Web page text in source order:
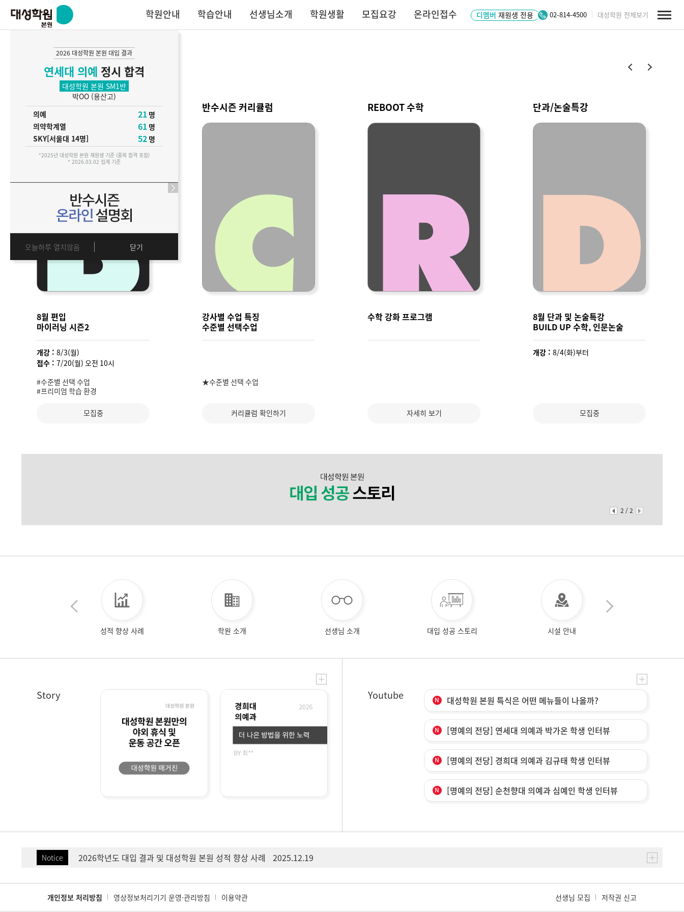
학원안내 학습안내 선생님소개 학원생활 모집요강 온라인접수 디멤버 재원생 전용 02-814-4500 대성학원 전체보기
모집안내 N수
반수시즌
8월 편입
마이러닝 시즌2
개강 : 8/3(월)
접수 : 7/20(월) 오전 10시
#수준별 선택 수업
#프리미엄 학습 환경
모집중
반수시즌 커리큘럼
강사별 수업 특징
수준별 선택수업
★수준별 선택 수업
커리큘럼 확인하기
REBOOT 수학
수학 강화 프로그램
자세히 보기
단과/논술특강
8월 단과 및 논술특강
BUILD UP 수학, 인문논술
개강 : 8/4(화)부터
모집중
2 /2
성적 향상 사례 학원 소개 선생님 소개 대입 성공 스토리 시설 안내
Story Youtube 대성학원 본원 특식은 어떤 메뉴들이 나올까?
[명예의 전당] 연세대 의예과 박가온 학생 인터뷰
[명예의 전당] 경희대 의예과 김규태 학생 인터뷰
[명예의 전당] 순천향대 의예과 심예인 학생 인터뷰
Notice 2026학년도 대입 결과 및 대성학원 본원 성적 향상 사례 2025.12.19
2026 대성학원 본원 대입 결과
연세대 의예 정시 합격
대성학원 본원 SM1반
박OO (용산고)
의예
21 명
의약학계열
61 명
SKY[서울대 14명]
52 명
*2025년 대성학원 본원 재원생 기준 (중복 합격 포함)
* 2026.03.02 집계 기준
오늘하루 열지않음 닫기
개인정보 처리방침 영상정보처리기기 운영·관리방침 이용약관 선생님 모집 저작권 신고